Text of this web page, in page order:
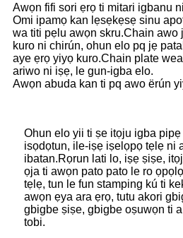
Awọn fifi sori ẹrọ ti mitari igbanu
Omi ipamọ kan lẹsẹkẹsẹ sinu
wa titi pẹlu awọn skru.Chain awo
kuro ni chirún, ohun elo pq jẹ
aye ẹrọ yiyọ kuro.Chain plate
ariwo ni iṣẹ, le gun-igba elo.
Awọn abuda kan ti pq awo ërún
Ohun elo yii ti ṣe itọju igba
isọdọtun, ile-iṣẹ iṣelọpọ tẹlẹ ni
ibatan.Rọrun lati lo, iṣẹ ṣiṣe,
ọja ti awọn pato pato le ro
tẹlẹ, tun le fun stamping kú ti
awọn ẹya ara ẹrọ, tutu akori
gbigbe ṣiṣe, gbigbe oṣuwọn ti
tobi.